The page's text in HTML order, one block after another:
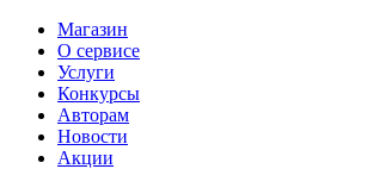
Магазин
О сервисе
Услуги
Конкурсы
Авторам
Новости
Акции